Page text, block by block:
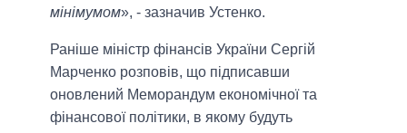
мінімумом», - зазначив Устенко.
Раніше міністр фінансів України Сергій
Марченко розповів, що підписавши
оновлений Меморандум економічної та
фінансової політики, в якому будуть